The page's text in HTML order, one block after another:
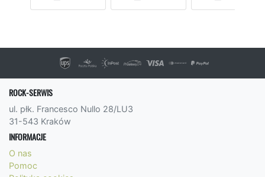
ROCK-SERWIS
ul. płk. Francesco Nullo 28/LU3
31-543 Kraków
INFORMACJE
O nas
Pomoc